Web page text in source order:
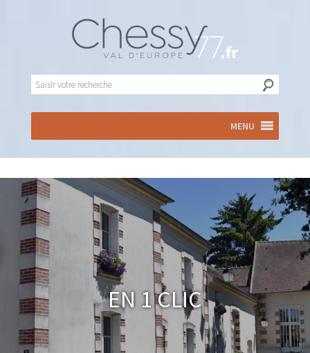
MENU
En 1 clic